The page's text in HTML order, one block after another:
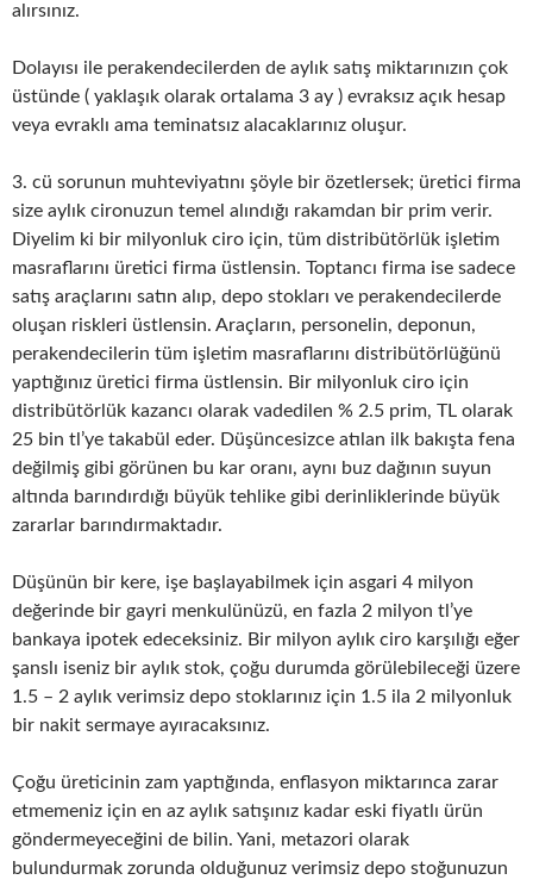
alırsınız.
Dolayısı ile perakendecilerden de aylık satış miktarınızın çok
üstünde ( yaklaşık olarak ortalama 3 ay ) evraksız açık hesap
veya evraklı ama teminatsız alacaklarınız oluşur.
3. cü sorunun muhteviyatını şöyle bir özetlersek; üretici firma
size aylık cironuzun temel alındığı rakamdan bir prim verir.
Diyelim ki bir milyonluk ciro için, tüm distribütörlük işletim
masraflarını üretici firma üstlensin. Toptancı firma ise sadece
satış araçlarını satın alıp, depo stokları ve perakendecilerde
oluşan riskleri üstlensin. Araçların, personelin, deponun,
perakendecilerin tüm işletim masraflarını distribütörlüğünü
yaptığınız üretici firma üstlensin. Bir milyonluk ciro için
distribütörlük kazancı olarak vadedilen % 2.5 prim, TL olarak
25 bin tl’ye takabül eder. Düşüncesizce atılan ilk bakışta fena
değilmiş gibi görünen bu kar oranı, aynı buz dağının suyun
altında barındırdığı büyük tehlike gibi derinliklerinde büyük
zararlar barındırmaktadır.
Düşünün bir kere, işe başlayabilmek için asgari 4 milyon
değerinde bir gayri menkulünüzü, en fazla 2 milyon tl’ye
bankaya ipotek edeceksiniz. Bir milyon aylık ciro karşılığı eğer
şanslı iseniz bir aylık stok, çoğu durumda görülebileceği üzere
1.5 – 2 aylık verimsiz depo stoklarınız için 1.5 ila 2 milyonluk
bir nakit sermaye ayıracaksınız.
Çoğu üreticinin zam yaptığında, enflasyon miktarınca zarar
etmemeniz için en az aylık satışınız kadar eski fiyatlı ürün
göndermeyeceğini de bilin. Yani, metazori olarak
bulundurmak zorunda olduğunuz verimsiz depo stoğunuzun